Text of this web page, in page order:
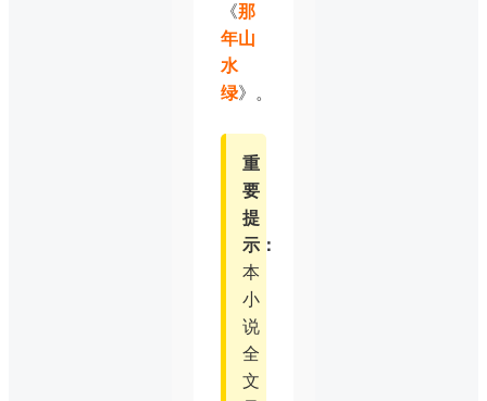
《那
年山
水
绿》。
重
要
提
示：
本
小
说
全
文